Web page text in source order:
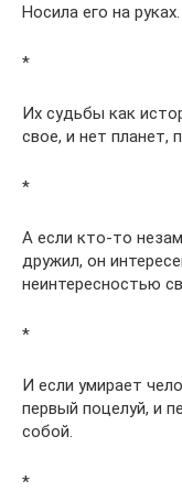
Носила его на руках.
*
Их судьбы как
свое, и нет планет,
*
А если кто-то
дружил, он
неинтересностью
*
И если умирает
первый поцелуй, и
собой.
*